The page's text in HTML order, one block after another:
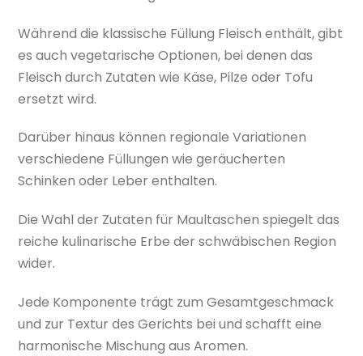
Während die klassische Füllung Fleisch enthält, gibt
es auch vegetarische Optionen, bei denen das
Fleisch durch Zutaten wie Käse, Pilze oder Tofu
ersetzt wird.
Darüber hinaus können regionale Variationen
verschiedene Füllungen wie geräucherten
Schinken oder Leber enthalten.
Die Wahl der Zutaten für Maultaschen spiegelt das
reiche kulinarische Erbe der schwäbischen Region
wider.
Jede Komponente trägt zum Gesamtgeschmack
und zur Textur des Gerichts bei und schafft eine
harmonische Mischung aus Aromen.